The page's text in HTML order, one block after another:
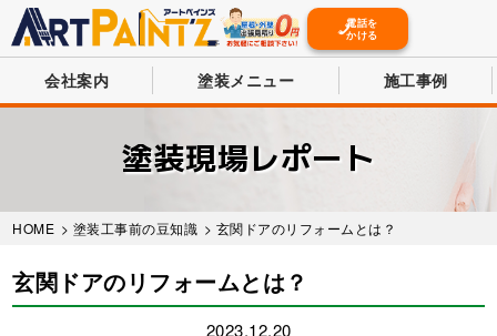
電話を
かける
会社案内 塗装メニュー 施工事例
塗装現場レポート
HOME > 塗装工事前の豆知識 > 玄関ドアのリフォームとは？
玄関ドアのリフォームとは？
2023.12.20